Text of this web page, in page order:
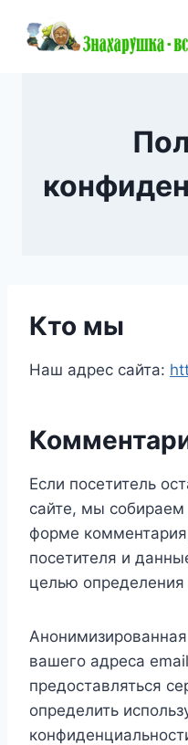
Кто мы
Наш адрес сайта:
Если посетитель
сайте, мы
форме
посетителя и
целью
вашего адреса
предоставляться
определить